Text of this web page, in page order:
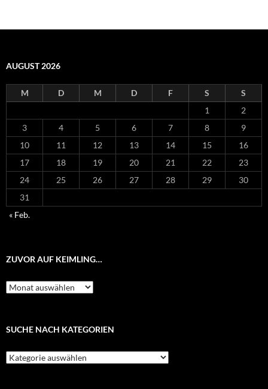
AUGUST 2026
M D M D F S
S
1
2
3
4 5 6 7 8
9
10
11 12 13 14 15
16
17
18 19 20 21 22
23
24
25 26 27 28 29
30
31
« Feb.
ZUVOR AUF KEIMLING…
Zuvor
auf
SUCHE NACH KATEGORIEN
Suche
nach